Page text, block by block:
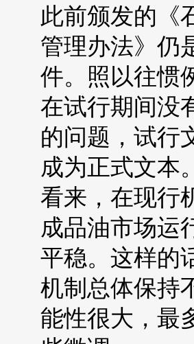
此前颁发的《
管理办法》仍
件。照以往惯
在试行期间没
的问题，试行
成为正式文本
看来，在现行
成品油市场运
平稳。这样的
机制总体保持
能性很大，最